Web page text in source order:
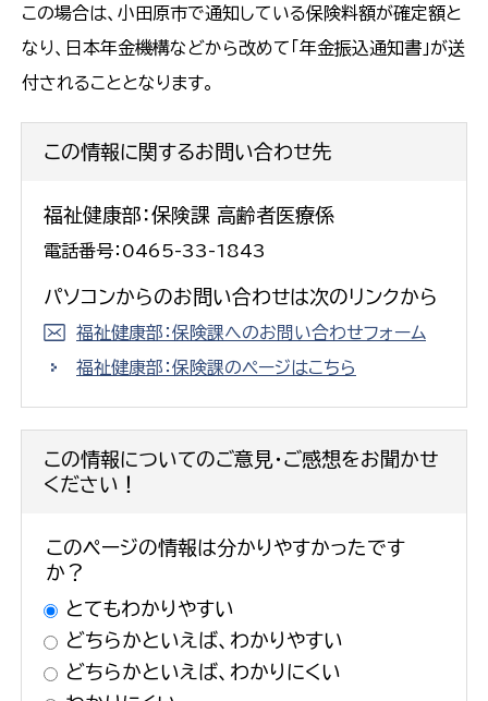
この場合は、小田原市で通知している保険料額が確定額と
なり、日本年金機構などから改めて「年金振込通知書」が送
付されることとなります。
この情報に関するお問い合わせ先
福祉健康部：保険課 高齢者医療係
電話番号：0465-33-1843
パソコンからのお問い合わせは次のリンクから
福祉健康部：保険課へのお問い合わせフォーム
福祉健康部：保険課のページはこちら
この情報についてのご意見・ご感想をお聞かせ
ください！
このページの情報は分かりやすかったです
か？
とてもわかりやすい
どちらかといえば、わかりやすい
どちらかといえば、わかりにくい